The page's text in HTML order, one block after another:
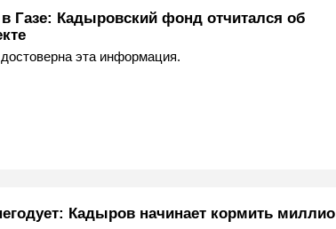
Газе: Кадыровский фонд отчитался об
эта информация.
Кадыров начинает кормить